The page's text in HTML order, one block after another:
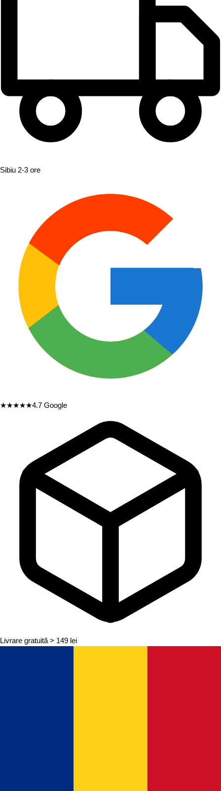
Sibiu 2-3 ore
★★★★★4.7 Google
Livrare gratuită > 149 lei